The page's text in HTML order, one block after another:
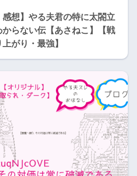
感想】やる夫君の特に太閤立
らない伝【あさねこ】【戦
がり・最強】